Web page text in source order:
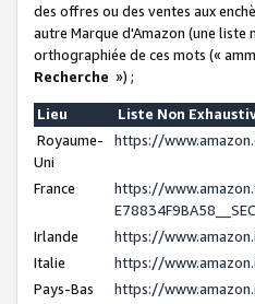
des offres ou des ventes aux
autre Marque d'Amazon (une liste
orthographiée de ces mots («
Recherche ») ;
Lieu
Liste Non
Royaume-
Uni
https://
France
https://
Irlande
https://
Italie
https://
Pays-Bas
https://